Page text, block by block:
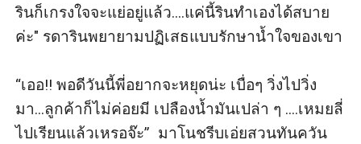
รินก็เกรงใจจะแย่อยู่แล้ว....แค่นี้รินทำเองได้สบาย
ค่ะ" รดารินพยายามปฏิเสธแบบรักษาน้ำใจของเขา
“เออ!! พอดีวันนี้พี่อยากจะหยุดน่ะ เบื่อๆ วิ่งไปวิ่ง
มา...ลูกค้าก็ไม่ค่อยมี เปลืองน้ำมันเปล่า ๆ ....เหมยลี่
ไปเรียนแล้วเหรอจ๊ะ”  มาโนชรีบเอ่ยสวนทันควัน